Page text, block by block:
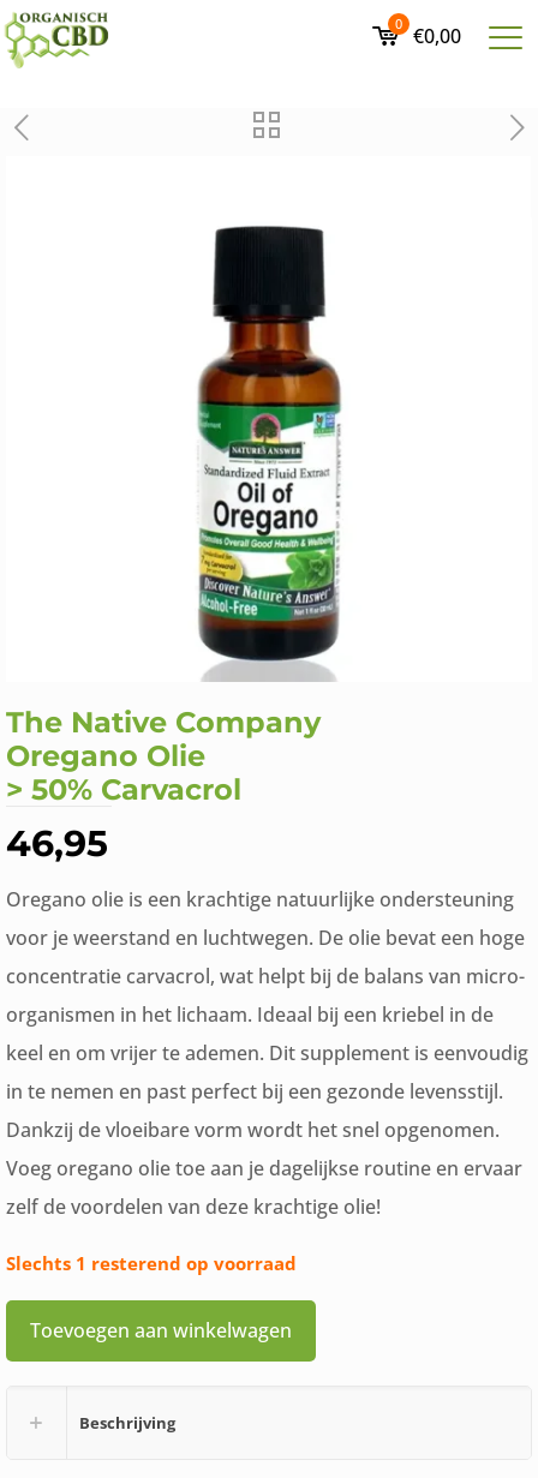
0 €0,00
The Native Company
Oregano Olie
> 50% Carvacrol
46,95
Oregano olie is een krachtige natuurlijke ondersteuning
voor je weerstand en luchtwegen. De olie bevat een hoge
concentratie carvacrol, wat helpt bij de balans van micro-
organismen in het lichaam. Ideaal bij een kriebel in de
keel en om vrijer te ademen. Dit supplement is eenvoudig
in te nemen en past perfect bij een gezonde levensstijl.
Dankzij de vloeibare vorm wordt het snel opgenomen.
Voeg oregano olie toe aan je dagelijkse routine en ervaar
zelf de voordelen van deze krachtige olie!
Slechts 1 resterend op voorraad
Toevoegen aan winkelwagen
Beschrijving